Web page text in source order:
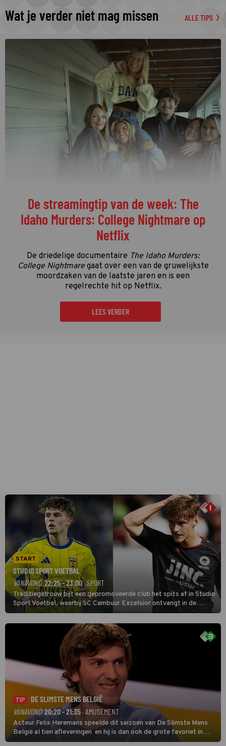
Wat je verder niet mag missen ALLE TIPS
De streamingtip van de week: The
Idaho Murders: College Nightmare op
Netflix
De driedelige documentaire The Idaho Murders:
College Nightmaregaat over een van de gruwelijkste
moordzaken van de laatste jaren en is een
regelrechte hit op Netflix.
LEES VERDER
START
STUDIO SPORT VOETBAL
VANAVOND 22:25 - 23:00· SPORT
Traditiegetrouw bijt een gepromoveerde club het spits af in Studio
Sport Voetbal, waarbij SC Cambuur Excelsior ontvangt in de
eerste wedstrijd van het nieuwe Eredivisieseizoen. De nieuwe
oefenmeester is Johan Plat en hij wil aanvallend voetballen.
TIP
DE SLIMSTE MENS BELGIË
VANAVOND 20:20 - 21:35· AMUSEMENT
Acteur Felix Heremans speelde dit seizoen van De Slimste Mens
België al tien afleveringen en hij is dan ook de grote favoriet in
deze seizoensfinale. En er is Nederlandse inbreng, want komiek